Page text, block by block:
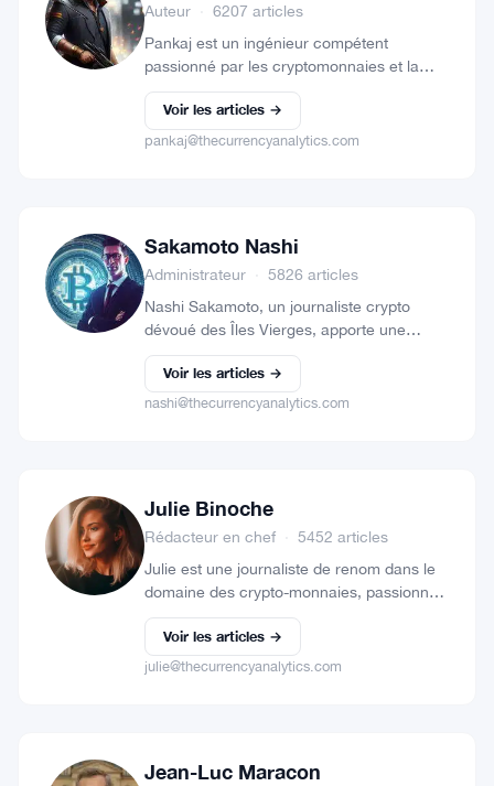
Auteur
6207 articles
Pankaj est un ingénieur compétent
passionné par les cryptomonnaies et la
technologie de la blockchain. Fort de plus
de cinq ans d'expérience en marketing
numérique, Pankaj est également un
Voir les articles →
pankaj@thecurrencyanalytics.com
Sakamoto Nashi
Administrateur
5826 articles
Nashi Sakamoto, un journaliste crypto
dévoué des Îles Vierges, apporte une
analyse et une perspective d'expert dans
le monde en constante évolution des
cryptomonnaies et de la technologie
Voir les articles →
nashi@thecurrencyanalytics.com
Julie Binoche
Rédacteur en chef
5452 articles
Julie est une journaliste de renom dans le
domaine des crypto-monnaies, passionnée
par la découverte des dernières tendances
en matière de blockchain et de crypto-
monnaies. Avec plus de dix ans…
Voir les articles →
julie@thecurrencyanalytics.com
Jean-Luc Maracon